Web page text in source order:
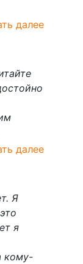
далее
далее
Я
я
кому-